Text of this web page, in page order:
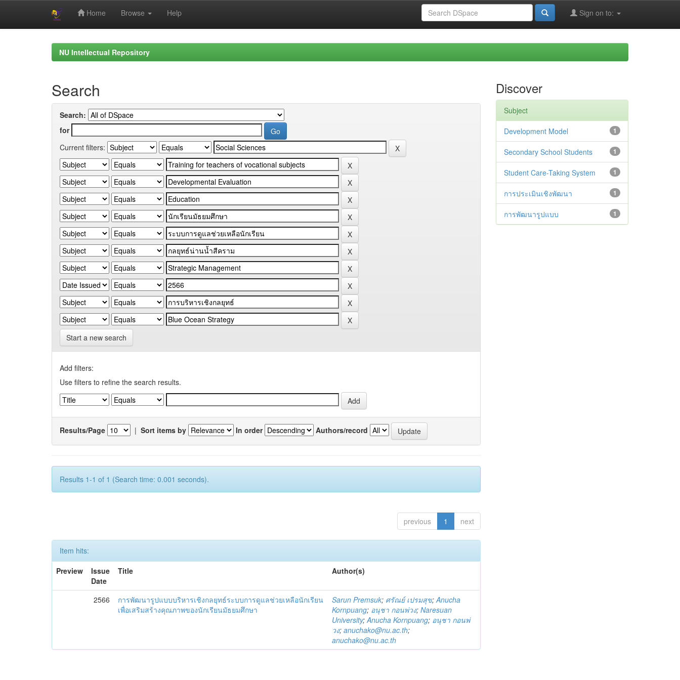
Home Browse Help Sign on to:
NU Intellectual Repository
Search
Search:
for
Current filters:
Start a new search
Add filters:
Use filters to refine the search results.
Results/Page | Sort items by In order Authors/record
Results 1-1 of 1 (Search time: 0.001 seconds).
previous 1 next
Item hits:
Preview
Issue
Date
Title Author(s)
2566
การพัฒนารูปแบบบริหารเชิงกลยุทธ์ระบบการดูแลช่วยเหลือนักเรียน
เพื่อเสริมสร้างคุณภาพของนักเรียนมัธยมศึกษา
Sarun Premsuk; ศรัณย์ เปรมสุข;Anucha
Kornpuang; อนุชา กอนพ่วง;Naresuan
University;Anucha Kornpuang; อนุชา กอนพ่
วง;anuchako@nu.ac.th;
anuchako@nu.ac.th
Discover
Subject
1
Development Model
1
Secondary School Students
1
Student Care-Taking System
1
การประเมินเชิงพัฒนา
1
การพัฒนารูปแบบ